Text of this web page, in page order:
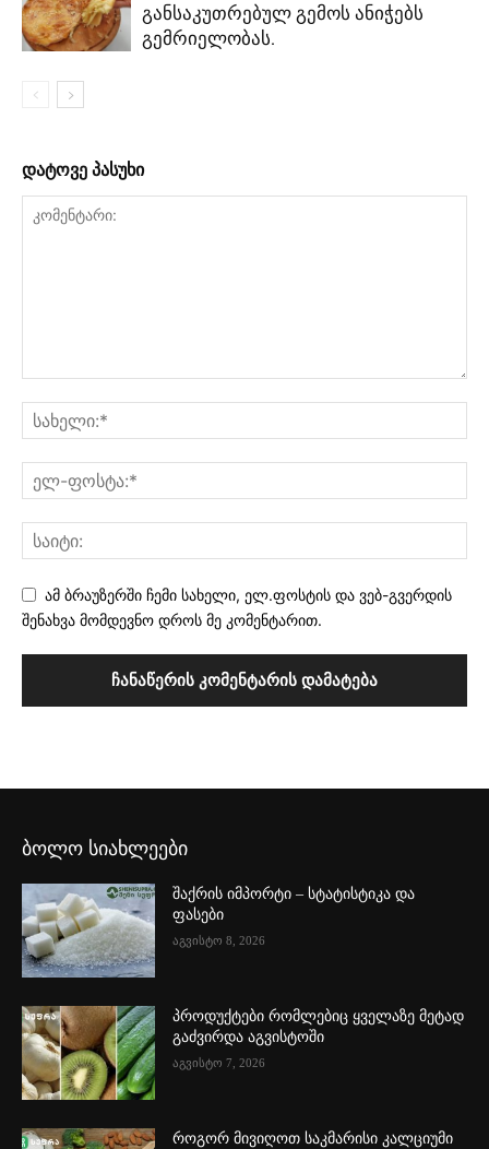
განსაკუთრებულ გემოს ანიჭებს
გემრიელობას.
დატოვე პასუხი
ამ ბრაუზერში ჩემი სახელი, ელ.ფოსტის და ვებ-გვერდის
შენახვა მომდევნო დროს მე კომენტარით.
ბოლო სიახლეები
შაქრის იმპორტი – სტატისტიკა და
ფასები
აგვისტო 8, 2026
პროდუქტები რომლებიც ყველაზე მეტად
გაძვირდა აგვისტოში
აგვისტო 7, 2026
როგორ მივიღოთ საკმარისი კალციუმი